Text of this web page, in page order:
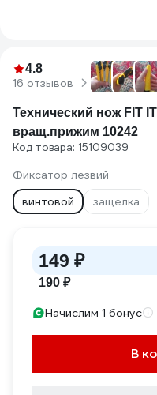
4.8
16 отзывов
Технический нож FIT
вращ.прижим 10242
Код товара: 15109039
Фиксатор лезвий
винтовой
защелка
149 ₽
190 ₽
Начислим 1 бонус
В